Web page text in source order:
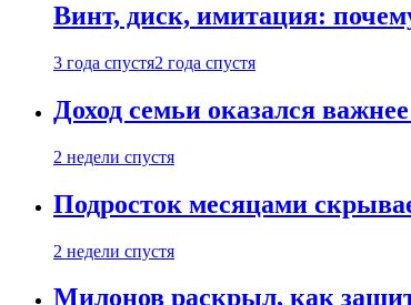
Винт, диск, имитация:
3 года спустя2 года спустя
Доход семьи оказался
2 недели спустя
Подросток месяцами
2 недели спустя
Милонов раскрыл, как